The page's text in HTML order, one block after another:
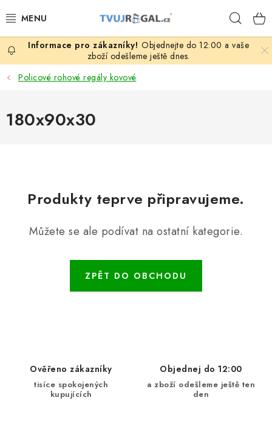
na
ZBOŽÍ ZA NÁKUPNÍ CENY
REGÁLY PODLE ROZMĚRŮ MATERIÁLU A SÉRIÍ
NEREZOVÉ A GASTRO PRODUKTY
ŽEBŘÍKY SCHŮDKY A LEŠENÍ
NOVINKY
HODNOCENÍ OBCHODU
Objednejte do 12:00 a vaše
zboží odešleme ještě dnes.
Policové rohové regály kovové
180x90x30
Produkty teprve připravujeme.
Můžete se ale podívat na ostatní kategorie.
ZPĚT DO OBCHODU
Ověřeno zákazníky
tisíce spokojených
kupujících
Objednej do 12:00
a zboží odešleme ještě ten
den